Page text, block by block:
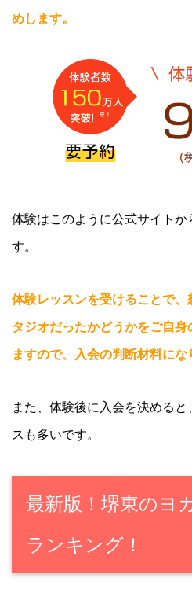
めします。
体験はこのように公式サイトか
す。
体験レッスンを受けることで
タジオだったかどうかをご自
ますので、入会の判断材料にな
また、体験後に入会を決める
スも多いです。
最新版！堺東のヨ
ランキング！